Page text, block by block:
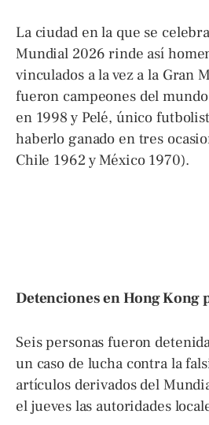
La ciudad en la que se
Mundial 2026 rinde así
vinculados a la vez a la Gran
fueron campeones del
en 1998 y Pelé, único
haberlo ganado en tres
Chile 1962 y México 1970).
Detenciones en Hong Kong
Seis personas fueron
un caso de lucha contra la
artículos derivados del
el jueves las autoridades